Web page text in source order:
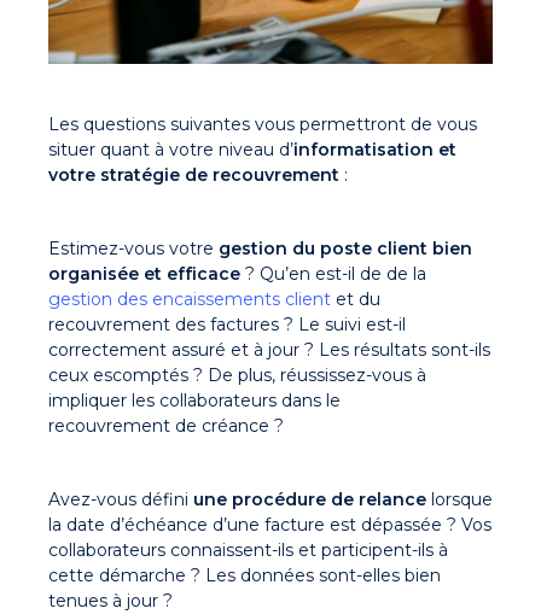
Les questions suivantes vous permettront de vous
situer quant à votre niveau d’informatisation et
votre stratégie de recouvrement :
Estimez-vous votre gestion du poste client bien
organisée et efficace ? Qu’en est-il de de la
gestion des encaissements client et du
recouvrement des factures ? Le suivi est-il
correctement assuré et à jour ? Les résultats sont-ils
ceux escomptés ? De plus, réussissez-vous à
impliquer les collaborateurs dans le
recouvrement de créance ?
Avez-vous défini une procédure de relance lorsque
la date d’échéance d’une facture est dépassée ? Vos
collaborateurs connaissent-ils et participent-ils à
cette démarche ? Les données sont-elles bien
tenues à jour ?